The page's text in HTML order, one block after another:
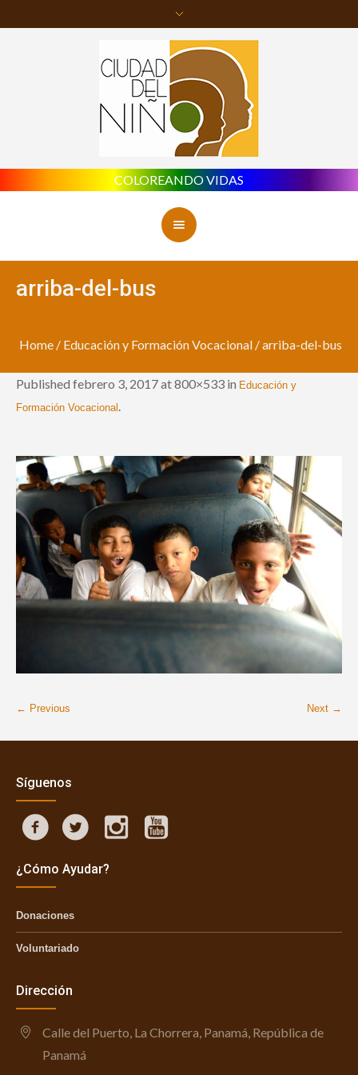
COLOREANDO VIDAS
arriba-del-bus
Home / Educación y Formación Vocacional /arriba-del-bus
Published febrero 3, 2017at 800×533 in Educación y
Formación Vocacional .
← Previous Next →
Síguenos
¿Cómo Ayudar?
Donaciones
Voluntariado
Dirección
Calle del Puerto, La Chorrera, Panamá, República de
Panamá